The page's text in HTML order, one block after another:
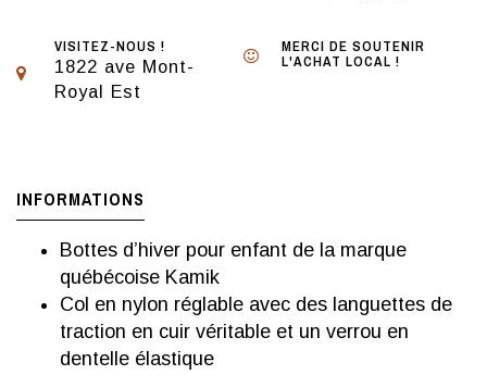
VISITEZ-NOUS !
1822 ave Mont-
Royal Est
MERCI DE SOUTENIR
L'ACHAT LOCAL !
INFORMATIONS
Bottes d’hiver pour enfant de la marque
québécoise Kamik
Col en nylon réglable avec des languettes de
traction en cuir véritable et un verrou en
dentelle élastique